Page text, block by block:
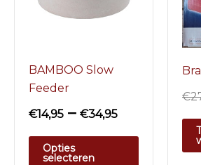
BAMBOO Slow
Feeder
€14,95 – €34,95
Opties
selecteren
€